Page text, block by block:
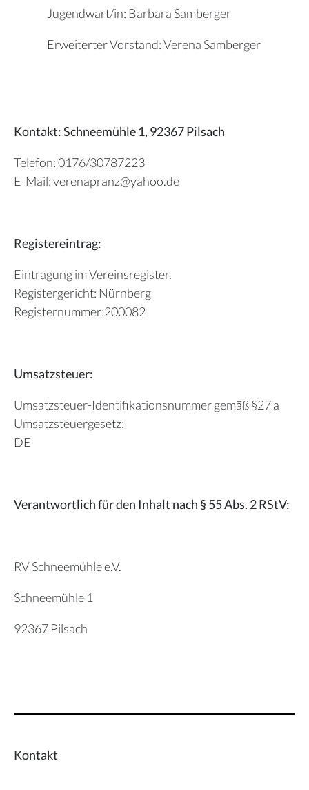
Jugendwart/in: Barbara Samberger
Erweiterter Vorstand: Verena Samberger
Kontakt: Schneemühle 1, 92367 Pilsach
Telefon: 0176/30787223
E-Mail: verenapranz@yahoo.de
Registereintrag:
Eintragung im Vereinsregister.
Registergericht: Nürnberg
Registernummer:200082
Umsatzsteuer:
Umsatzsteuer-Identifikationsnummer gemäß §27 a
Umsatzsteuergesetz:
DE
Verantwortlich für den Inhalt nach § 55 Abs. 2 RStV:
RV Schneemühle e.V.
Schneemühle 1
92367 Pilsach
Kontakt